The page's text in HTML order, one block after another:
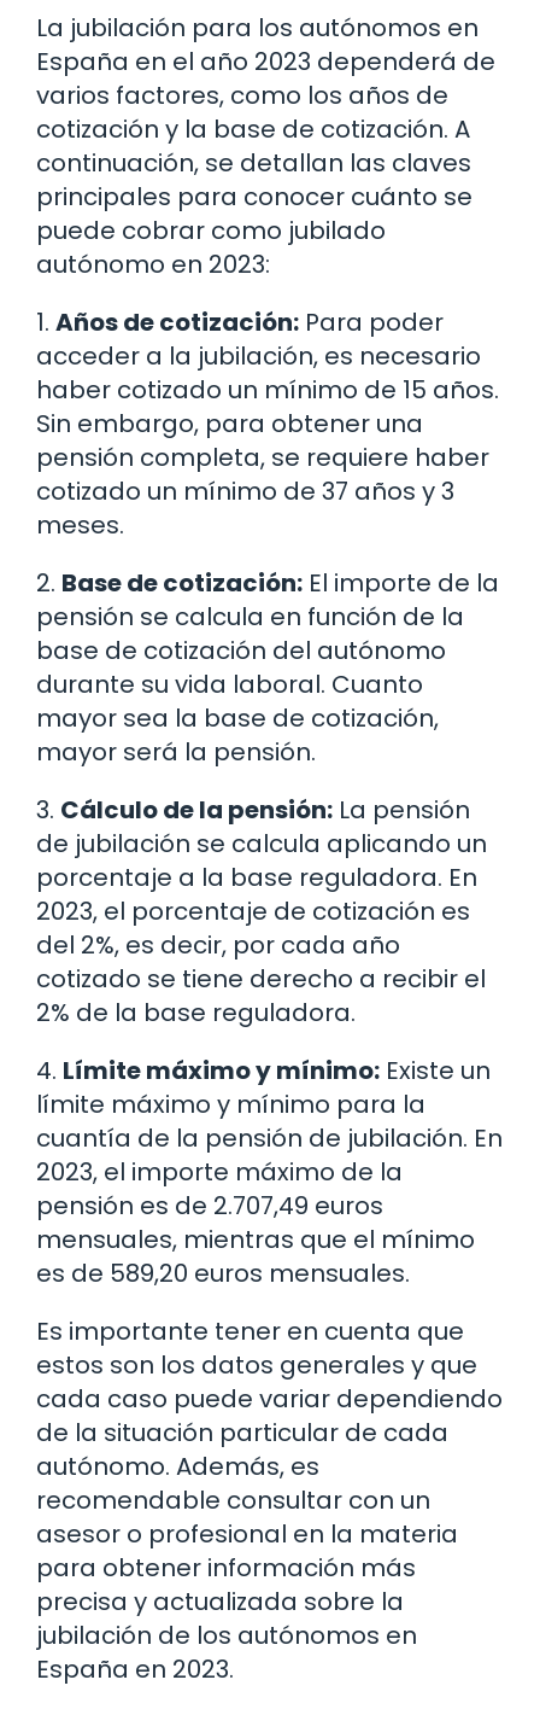
La jubilación para los autónomos en
España en el año 2023 dependerá de
varios factores, como los años de
cotización y la base de cotización. A
continuación, se detallan las claves
principales para conocer cuánto se
puede cobrar como jubilado
autónomo en 2023:
1. Años de cotización: Para poder
acceder a la jubilación, es necesario
haber cotizado un mínimo de 15 años.
Sin embargo, para obtener una
pensión completa, se requiere haber
cotizado un mínimo de 37 años y 3
meses.
2. Base de cotización: El importe de la
pensión se calcula en función de la
base de cotización del autónomo
durante su vida laboral. Cuanto
mayor sea la base de cotización,
mayor será la pensión.
3. Cálculo de la pensión: La pensión
de jubilación se calcula aplicando un
porcentaje a la base reguladora. En
2023, el porcentaje de cotización es
del 2%, es decir, por cada año
cotizado se tiene derecho a recibir el
2% de la base reguladora.
4. Límite máximo y mínimo: Existe un
límite máximo y mínimo para la
cuantía de la pensión de jubilación. En
2023, el importe máximo de la
pensión es de 2.707,49 euros
mensuales, mientras que el mínimo
es de 589,20 euros mensuales.
Es importante tener en cuenta que
estos son los datos generales y que
cada caso puede variar dependiendo
de la situación particular de cada
autónomo. Además, es
recomendable consultar con un
asesor o profesional en la materia
para obtener información más
precisa y actualizada sobre la
jubilación de los autónomos en
España en 2023.